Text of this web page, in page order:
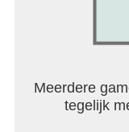
Meerdere
tegelijk